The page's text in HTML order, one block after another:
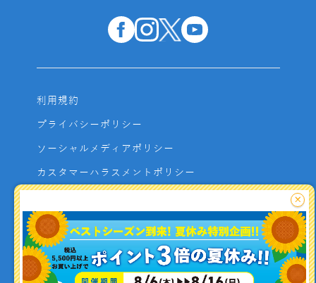
利用規約
プライバシーポリシー
ソーシャルメディアポリシー
カスタマーハラスメントポリシー
よくあるご質問
お問い合わせ
利用者資金の保全方法
×